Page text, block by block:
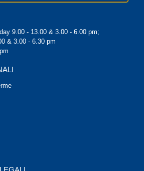
9.00 - 13.00 & 3.00 - 6.00 pm;
& 3.00 - 6.30 pm